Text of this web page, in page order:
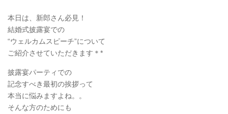
本日は、新郎さん必見！
結婚式披露宴での
“ウェルカムスピーチ”について
ご紹介させていただきます＊*
披露宴パーティでの
記念すべき最初の挨拶って
本当に悩みますよね。。
そんな方のためにも